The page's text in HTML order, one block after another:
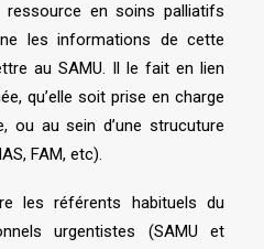
ressource en soins palliatifs
les informations de cette
au SAMU. Il le fait en lien
qu’elle soit prise en charge
ou au sein d’une strucuture
FAM, etc).
les référents habituels du
urgentistes (SAMU et